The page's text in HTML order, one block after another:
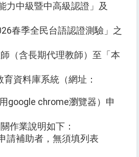
力中級暨中高級認證」及
春季全民台語認證測驗」之
（含長期代理教師）至「本
資料庫系統（網址：
google chrome瀏覽器）申
作業說明如下：
請補助者，無須填列表